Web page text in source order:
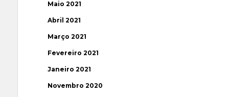
Maio 2021
Abril 2021
Março 2021
Fevereiro 2021
Janeiro 2021
Novembro 2020